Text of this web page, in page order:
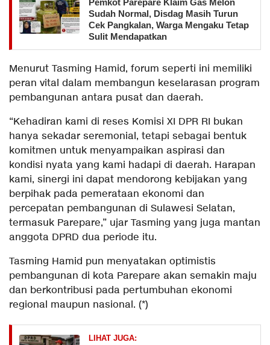
Sudah Normal, Disdag Masih Turun
Cek Pangkalan, Warga Mengaku Tetap
Sulit Mendapatkan
Menurut Tasming Hamid, forum seperti ini memiliki
peran vital dalam membangun keselarasan program
pembangunan antara pusat dan daerah.
“Kehadiran kami di reses Komisi XI DPR RI bukan
hanya sekadar seremonial, tetapi sebagai bentuk
komitmen untuk menyampaikan aspirasi dan
kondisi nyata yang kami hadapi di daerah. Harapan
kami, sinergi ini dapat mendorong kebijakan yang
berpihak pada pemerataan ekonomi dan
percepatan pembangunan di Sulawesi Selatan,
termasuk Parepare,” ujar Tasming yang juga mantan
anggota DPRD dua periode itu.
Tasming Hamid pun menyatakan optimistis
pembangunan di kota Parepare akan semakin maju
dan berkontribusi pada pertumbuhan ekonomi
regional maupun nasional. (*)
LIHAT JUGA: